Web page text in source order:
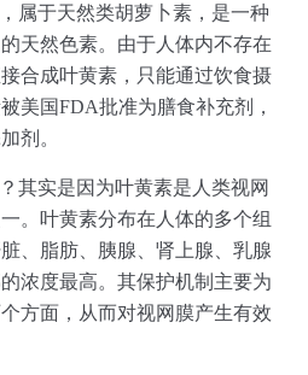
属于天然类胡萝卜素，是一种
天然色素。由于人体内不存在
合成叶黄素，只能通过饮食摄
美国FDA批准为膳食补充剂，
剂。
其实是因为叶黄素是人类视网
。叶黄素分布在人体的多个组
、脂肪、胰腺、肾上腺、乳腺
浓度最高。其保护机制主要为
方面，从而对视网膜产生有效